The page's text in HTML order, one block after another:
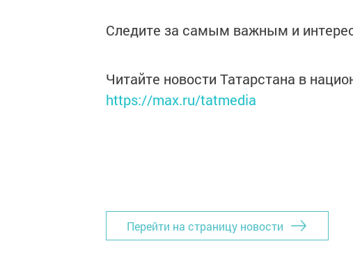
Следите за самым важным и
Читайте новости Татарстана в
https://max.ru/tatmedia
Перейти на страницу новости